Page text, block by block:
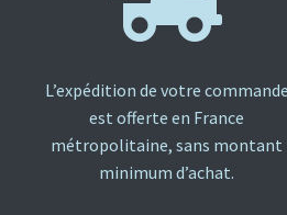
L’expédition de votre commande
est offerte en France
métropolitaine, sans montant
minimum d’achat.